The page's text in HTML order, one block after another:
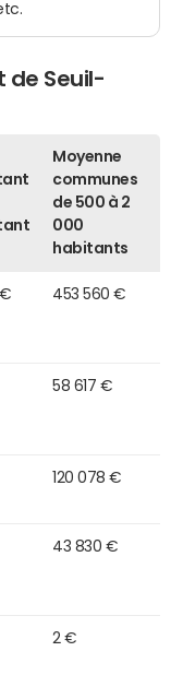
de Seuil-
Moyenne
communes
de 500 à 2
000
habitants
€ 453 560 €
58 617 €
120 078 €
43 830 €
2 €